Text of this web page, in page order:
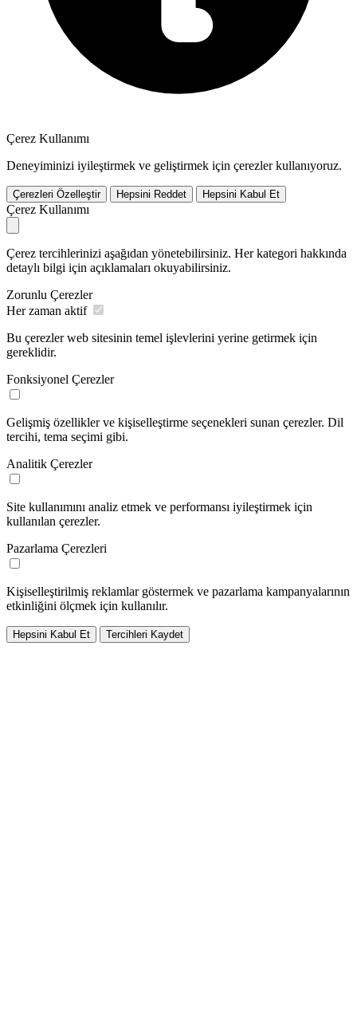
Çerez Kullanımı
Deneyiminizi iyileştirmek ve geliştirmek için çerezler kullanıyoruz.
Çerezleri Özelleştir Hepsini Reddet Hepsini Kabul Et
Çerez Kullanımı
Çerez tercihlerinizi aşağıdan yönetebilirsiniz. Her kategori hakkında
detaylı bilgi için açıklamaları okuyabilirsiniz.
Zorunlu Çerezler
Her zaman aktif
Bu çerezler web sitesinin temel işlevlerini yerine getirmek için
gereklidir.
Fonksiyonel Çerezler
Gelişmiş özellikler ve kişiselleştirme seçenekleri sunan çerezler. Dil
tercihi, tema seçimi gibi.
Analitik Çerezler
Site kullanımını analiz etmek ve performansı iyileştirmek için
kullanılan çerezler.
Pazarlama Çerezleri
Kişiselleştirilmiş reklamlar göstermek ve pazarlama kampanyalarının
etkinliğini ölçmek için kullanılır.
Hepsini Kabul Et Tercihleri Kaydet